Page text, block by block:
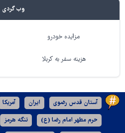
وب گردی
مزایده خودرو
هزینه سفر به کربلا
آستان قدس رضوی ایران آمریکا
حرم مطهر امام رضا (ع) تنگه هرمز